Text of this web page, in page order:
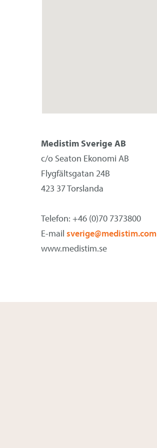
Medistim Sverige AB
c/o Seaton Ekonomi AB
Flygfältsgatan 24B
423 37 Torslanda
Telefon: +46 (0)70 7373800
E-mail sverige@medistim.com
www.medistim.se